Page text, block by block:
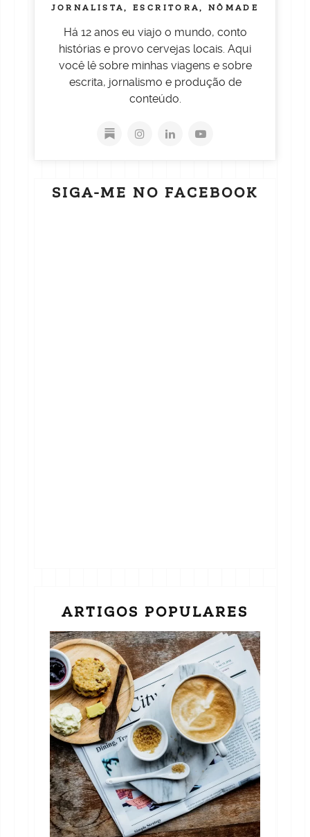
JORNALISTA, ESCRITORA, NÔMADE
Há 12 anos eu viajo o mundo, conto
histórias e provo cervejas locais. Aqui
você lê sobre minhas viagens e sobre
escrita, jornalismo e produção de
conteúdo.
SIGA-ME NO FACEBOOK
ARTIGOS POPULARES